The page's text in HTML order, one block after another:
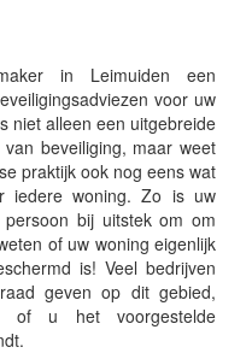
in Leimuiden een
voor uw
niet alleen een uitgebreide
beveiliging, maar weet
praktijk ook nog eens wat
iedere woning. Zo is uw
bij uitstek om om
of uw woning eigenlijk
is! Veel bedrijven
geven op dit gebied,
of u het voorgestelde